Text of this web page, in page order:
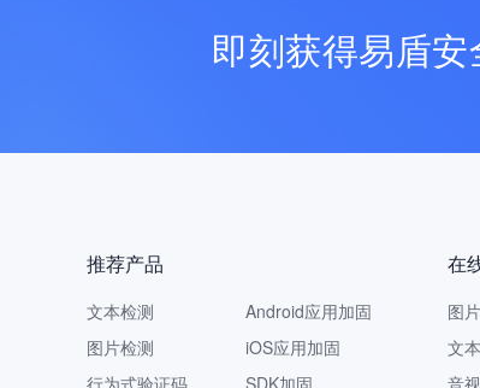
即刻获得易盾安
推荐产品
文本检测
图片检测
行为式验证码
Android应用加固
iOS应用加固
SDK加固
在
图
文
音